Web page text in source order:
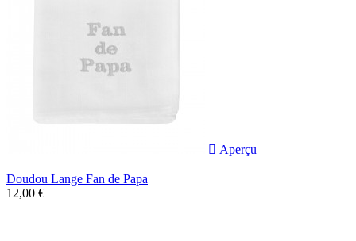
 Aperçu
Doudou Lange Fan de Papa
12,00 €